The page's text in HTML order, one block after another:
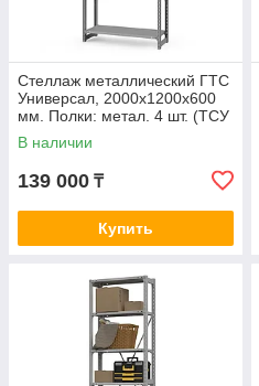
Стеллаж металлический ГТС
Универсал, 2000x1200x600
мм. Полки: метал. 4 шт. (ТСУ
20120640)
В наличии
139 000 ₸
Купить